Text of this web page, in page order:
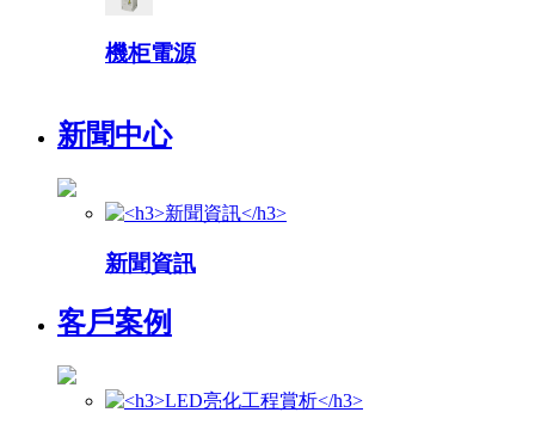
機柜電源
新聞中心
新聞資訊
客戶案例